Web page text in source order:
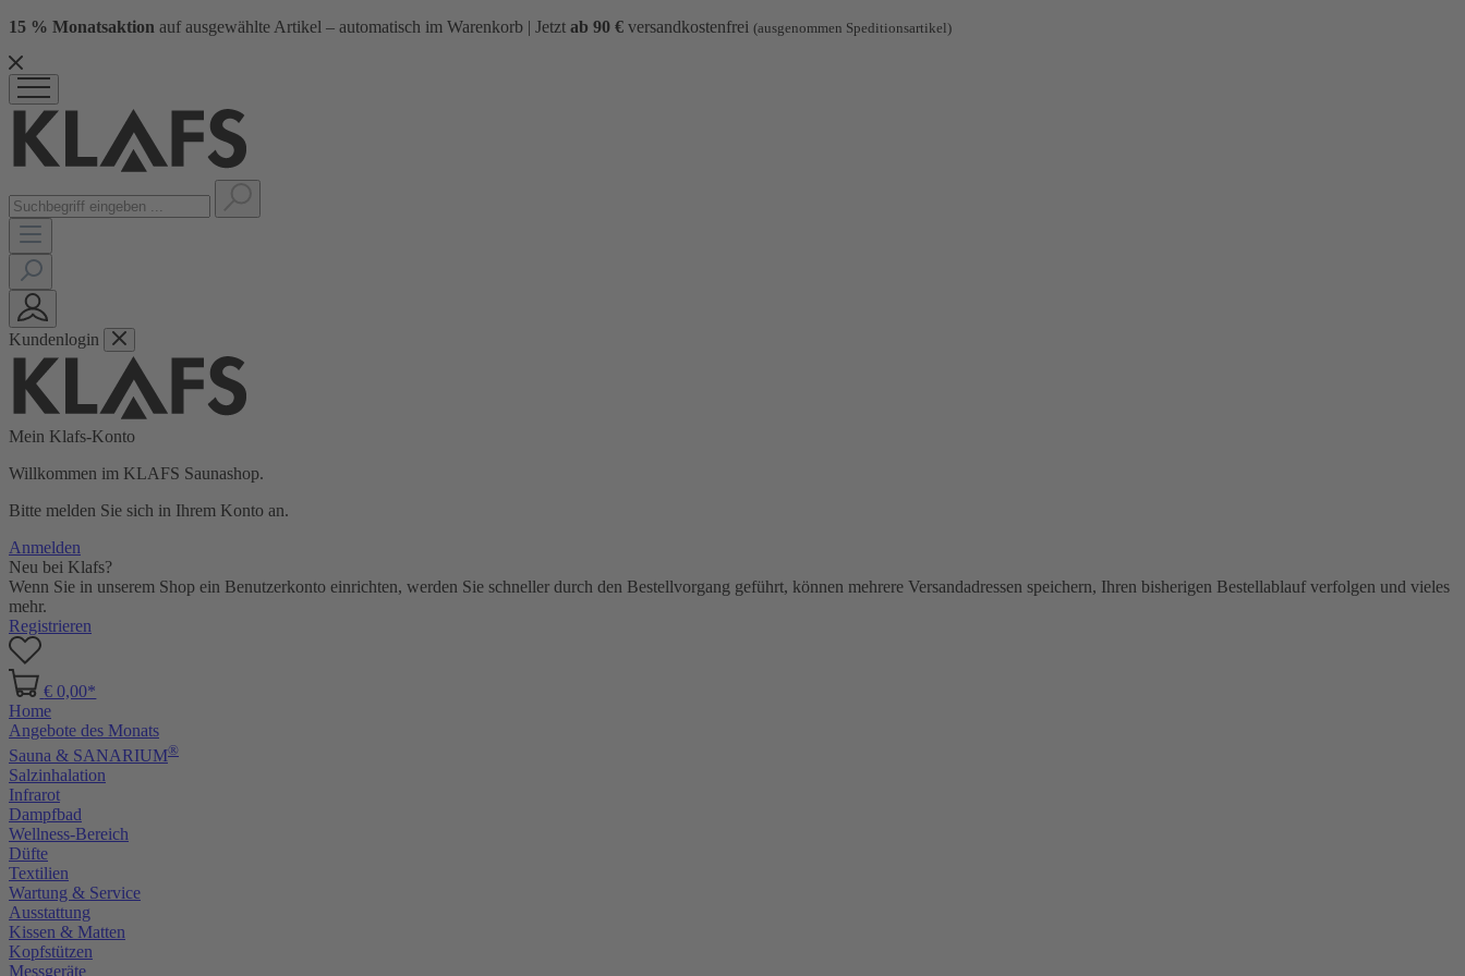
15 % Monatsaktion auf ausgewählte Artikel – automatisch im Warenkorb | Jetzt ab 90 € versandkostenfrei (ausgenommen Speditionsartikel)
Kundenlogin
Mein Klafs-Konto
Willkommen im KLAFS Saunashop.
Bitte melden Sie sich in Ihrem Konto an.
Anmelden
Neu bei Klafs?
Wenn Sie in unserem Shop ein Benutzerkonto einrichten, werden Sie schneller durch den Bestellvorgang geführt, können mehrere Versandadressen speichern, Ihren bisherigen Bestellablauf verfolgen und vieles
mehr.
Registrieren
€ 0,00*
Home
Angebote des Monats
Sauna & SANARIUM®
Salzinhalation
Infrarot
Dampfbad
Wellness-Bereich
Düfte
Textilien
Wartung & Service
Ausstattung
Kissen & Matten
Kopfstützen
Messgeräte